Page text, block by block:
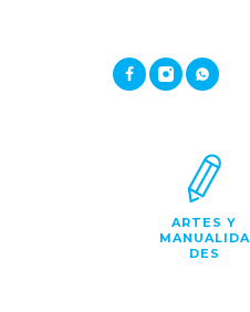
ARTES Y
MANUALIDA
DES